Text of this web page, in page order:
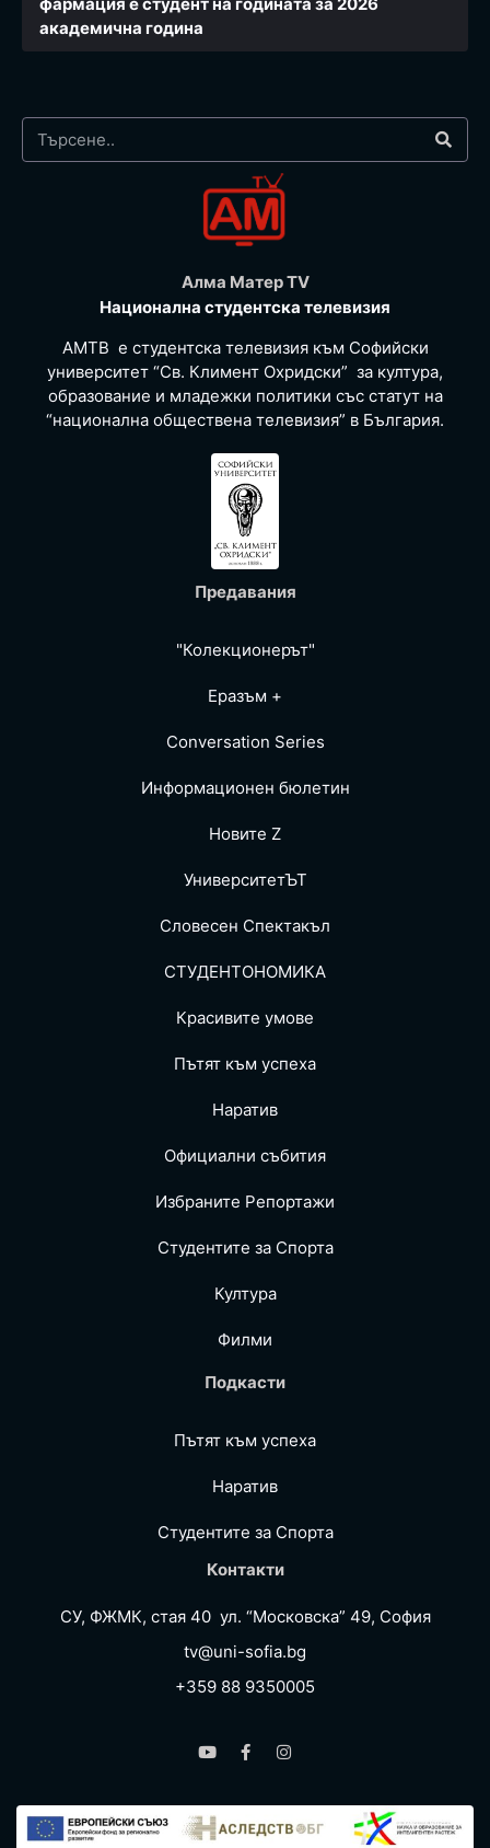
фармация e студент на годината за 2026
академична година
Алма Матер TV
Национална студентска телевизия
АМТВ е студентска телевизия към Софийски
университет “Св. Климент Охридски” за култура,
образование и младежки политики със статут на
“национална обществена телевизия” в България.
Предавания
"Колекционерът"
Еразъм +
Conversation Series
Информационен бюлетин
Новите Z
УниверситетЪТ
Словесен Спектакъл
СТУДЕНТОНОМИКА
Красивите умове
Пътят към успеха
Наратив
Официални събития
Избраните Репoртажи
Студентите за Спортa
Култура
Филми
Подкасти
Пътят към успеха
Наратив
Студентите за Спортa
Контакти
СУ, ФЖМК, стая 40 ул. “Московска” 49, София
tv@uni-sofia.bg
+359 88 9350005